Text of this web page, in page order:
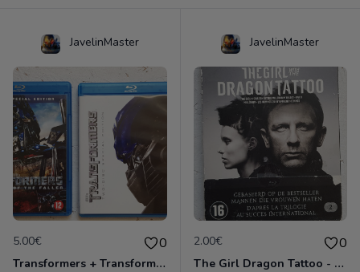
JavelinMaster
5.00€ 0
Transformers + Transformers 2 : La Revanche
JavelinMaster
2.00€ 0
The Girl Dragon Tattoo - Blu-Ray